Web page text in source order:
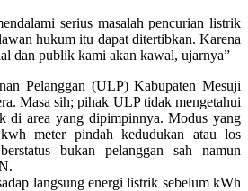
serius masalah pencurian listrik
hukum itu dapat ditertibkan. Karena
dan publik kami akan kawal, ujarnya”
Pelanggan (ULP) Kabupaten Mesuji
Masa sih; pihak ULP tidak mengetahui
di area yang dipimpinnya. Modus yang
meter pindah kedudukan atau los
bukan pelanggan sah namun
langsung energi listrik sebelum kWh